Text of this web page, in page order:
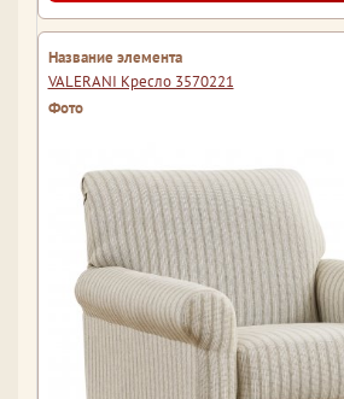
VALERANI Кресло 3570221